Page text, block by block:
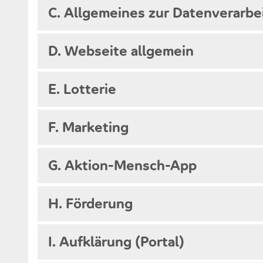
C. Allgemeines zur
D. Webseite allgemein
E. Lotterie
F. Marketing
G. Aktion-Mensch-App
H. Förderung
I. Aufklärung (Portal)